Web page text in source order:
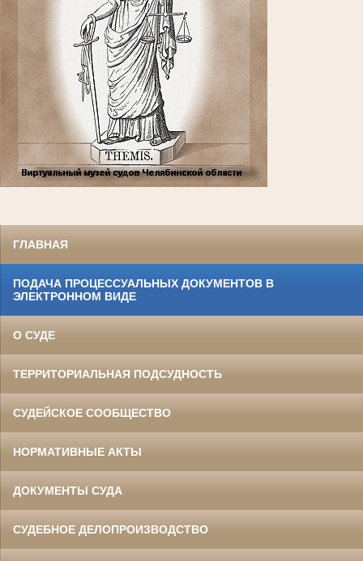
ГЛАВНАЯ
ПОДАЧА ПРОЦЕССУАЛЬНЫХ ДОКУМЕНТОВ В
ЭЛЕКТРОННОМ ВИДЕ
О СУДЕ
ТЕРРИТОРИАЛЬНАЯ ПОДСУДНОСТЬ
СУДЕЙСКОЕ СООБЩЕСТВО
НОРМАТИВНЫЕ АКТЫ
ДОКУМЕНТЫ СУДА
СУДЕБНОЕ ДЕЛОПРОИЗВОДСТВО